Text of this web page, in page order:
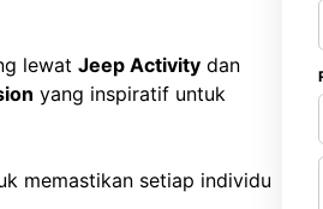
lewat Jeep Activity dan
yang inspiratif untuk
memastikan setiap individu